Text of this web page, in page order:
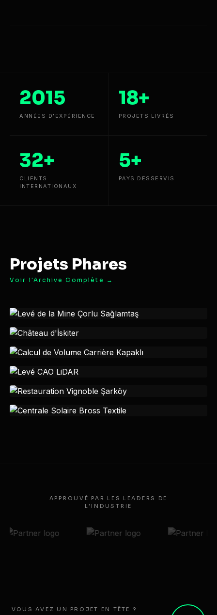
2015
ANNÉES D'EXPÉRIENCE
18+
PROJETS LIVRÉS
32+
CLIENTS
INTERNATIONAUX
5+
PAYS DESSERVIS
Projets Phares
Voir l'Archive Complète →
EXPLOITATION MINIÈRE
Levé de la Mine Çorlu Sağlamtaş
PATRIMOINE
Château d'İskiter
EXPLOITATION MINIÈRE
Calcul de Volume Carrière Kapaklı
LIDAR
Levé CAO LiDAR
RESTAURATION
Restauration Vignoble Şarköy
APPROUVÉ PAR LES LEADERS DE
L'INDUSTRIE
VOUS AVEZ UN PROJET EN TÊTE ?